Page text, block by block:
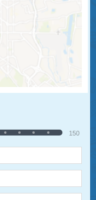
150